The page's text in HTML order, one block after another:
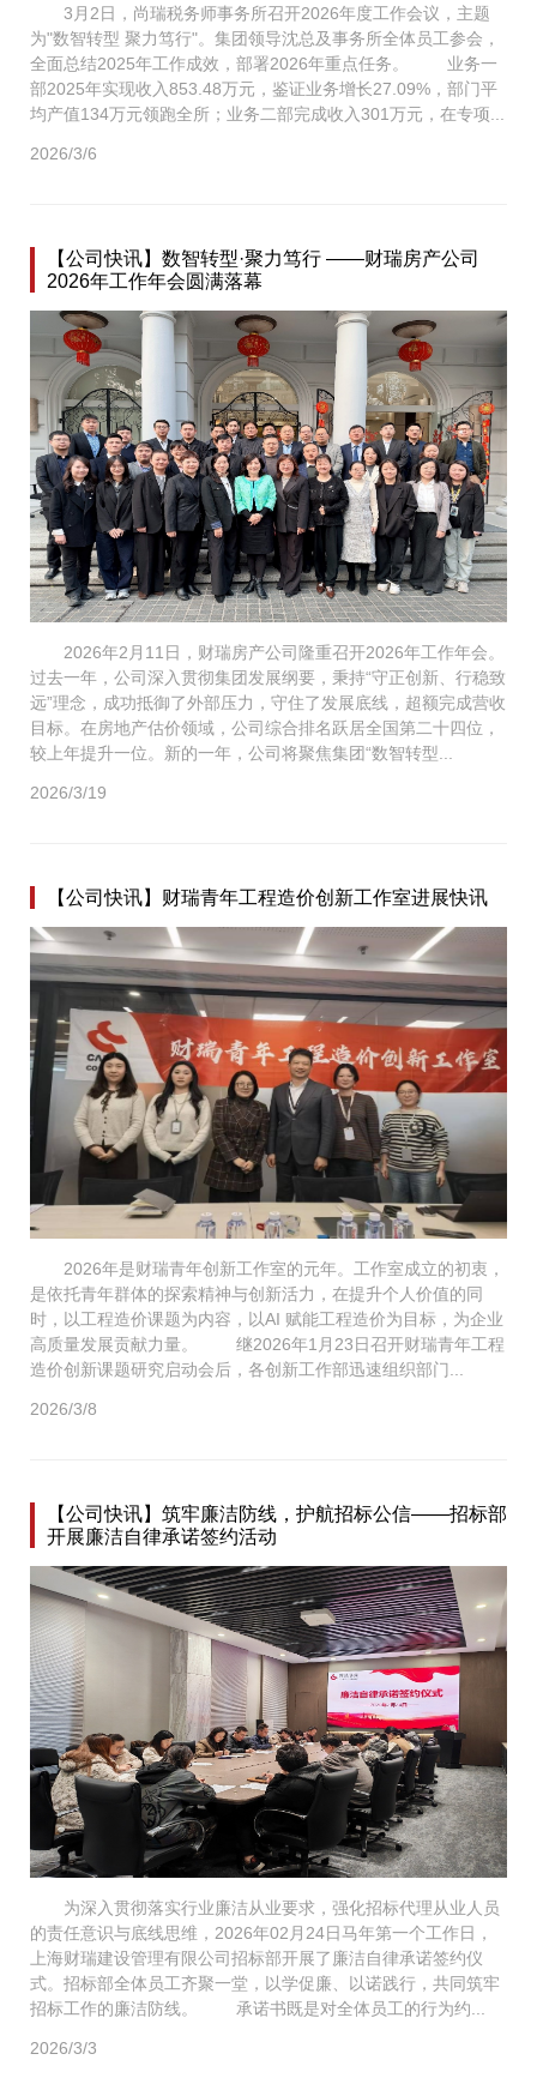
3月2日，尚瑞税务师事务所召开2026年度工作会议，主题
为"数智转型 聚力笃行"。集团领导沈总及事务所全体员工参会，
全面总结2025年工作成效，部署2026年重点任务。 业务一
部2025年实现收入853.48万元，鉴证业务增长27.09%，部门平
均产值134万元领跑全所；业务二部完成收入301万元，在专项...
2026/3/6
【公司快讯】数智转型·聚力笃行 ——财瑞房产公司
2026年工作年会圆满落幕
2026年2月11日，财瑞房产公司隆重召开2026年工作年会。
过去一年，公司深入贯彻集团发展纲要，秉持“守正创新、行稳致
远”理念，成功抵御了外部压力，守住了发展底线，超额完成营收
目标。在房地产估价领域，公司综合排名跃居全国第二十四位，
较上年提升一位。新的一年，公司将聚焦集团“数智转型...
2026/3/19
【公司快讯】财瑞青年工程造价创新工作室进展快讯
2026年是财瑞青年创新工作室的元年。工作室成立的初衷，
是依托青年群体的探索精神与创新活力，在提升个人价值的同
时，以工程造价课题为内容，以AI 赋能工程造价为目标，为企业
高质量发展贡献力量。 继2026年1月23日召开财瑞青年工程
造价创新课题研究启动会后，各创新工作部迅速组织部门...
2026/3/8
【公司快讯】筑牢廉洁防线，护航招标公信——招标部
开展廉洁自律承诺签约活动
为深入贯彻落实行业廉洁从业要求，强化招标代理从业人员
的责任意识与底线思维，2026年02月24日马年第一个工作日，
上海财瑞建设管理有限公司招标部开展了廉洁自律承诺签约仪
式。招标部全体员工齐聚一堂，以学促廉、以诺践行，共同筑牢
招标工作的廉洁防线。 承诺书既是对全体员工的行为约...
2026/3/3